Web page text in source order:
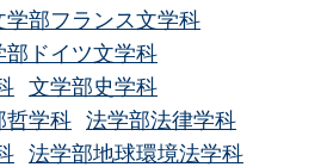
学部フランス文学科
部ドイツ文学科
文学部史学科
哲学科
法学部法律学科
法学部地球環境法学科